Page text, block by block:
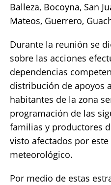
Balleza, Bocoyna, San
Mateos, Guerrero,
Durante la reunión se
sobre las acciones
dependencias
distribución de apoyos
habitantes de la zona
programación de las
familias y productores
visto afectados por
meteorológico.
Por medio de estas